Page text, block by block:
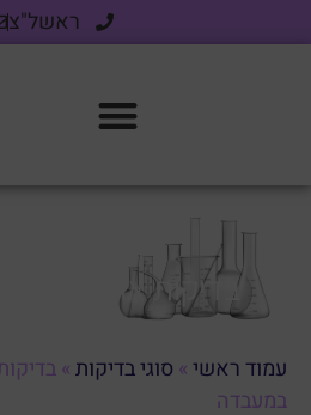
ראשל"צ
בדיקות אותן ניתן
עמוד ראשי» סוגי בדיקות»
במעבדה